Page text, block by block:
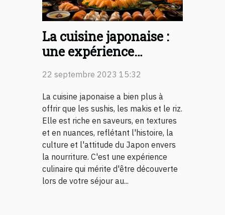
La cuisine japonaise :
une expérience
culinaire à ne pas
manquer lors de votre
séjour
22 septembre 2023 15:32
La cuisine japonaise a bien plus à
offrir que les sushis, les makis et le riz.
Elle est riche en saveurs, en textures
et en nuances, reflétant l'histoire, la
culture et l'attitude du Japon envers
la nourriture. C'est une expérience
culinaire qui mérite d'être découverte
lors de votre séjour au...